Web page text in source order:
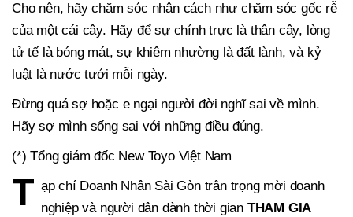
Cho nên, hãy chăm sóc nhân cách như chăm sóc gốc rễ
của một cái cây. Hãy để sự chính trực là thân cây, lòng
tử tế là bóng mát, sự khiêm nhường là đất lành, và kỷ
luật là nước tưới mỗi ngày.
Đừng quá sợ hoặc e ngại người đời nghĩ sai về mình.
Hãy sợ mình sống sai với những điều đúng.
(*) Tổng giám đốc New Toyo Việt Nam
T ạp chí Doanh Nhân Sài Gòn trân trọng mời doanh
nghiệp và người dân dành thời gian THAM GIA